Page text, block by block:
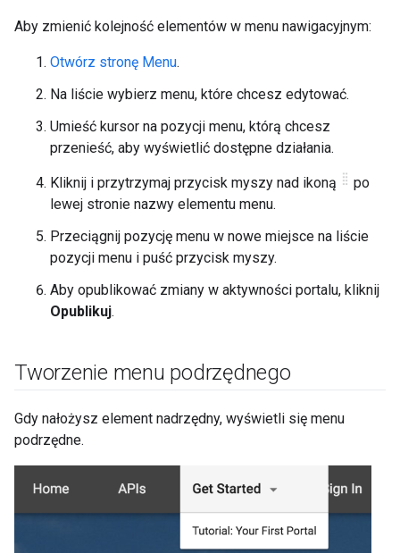
Aby zmienić kolejność elementów w menu nawigacyjnym:
Otwórz stronę Menu.
Na liście wybierz menu, które chcesz edytować.
Umieść kursor na pozycji menu, którą chcesz
przenieść, aby wyświetlić dostępne działania.
Kliknij i przytrzymaj przycisk myszy nad ikoną
po
lewej stronie nazwy elementu menu.
Przeciągnij pozycję menu w nowe miejsce na liście
pozycji menu i puść przycisk myszy.
Aby opublikować zmiany w aktywności portalu, kliknij
Opublikuj.
Tworzenie menu podrzędnego
Gdy nałożysz element nadrzędny, wyświetli się menu
podrzędne.